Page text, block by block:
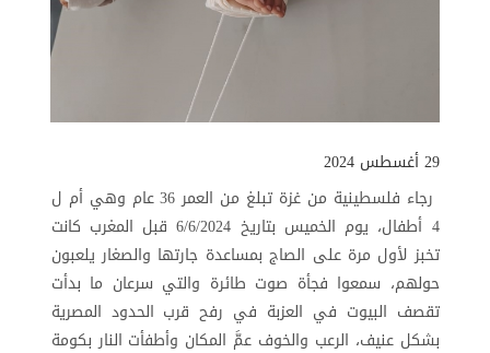
29 أغسطس 2024
رجاء فلسطينية من غزة تبلغ من العمر 36 عام وهي أم ل
4 أطفال، يوم الخميس بتاريخ 6/6/2024 قبل المغرب كانت
تخبز لأول مرة على الصاج بمساعدة جارتها والصغار يلعبون
حولهم، سمعوا فجأة صوت طائرة والتي سرعان ما بدأت
تقصف البيوت في العزبة في رفح قرب الحدود المصرية
بشكل عنيف، الرعب والخوف عمَّ المكان وأطفأت النار بكومة